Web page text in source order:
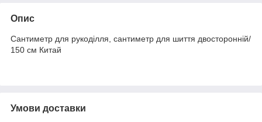
Опис
Сантиметр для рукоділля, сантиметр для шиття двосторонній/
150 cм Китай
Умови доставки